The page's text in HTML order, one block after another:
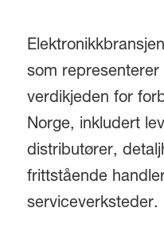
som representerer
verdikjeden for
Norge, inkludert
distributører,
frittstående
serviceverksteder.